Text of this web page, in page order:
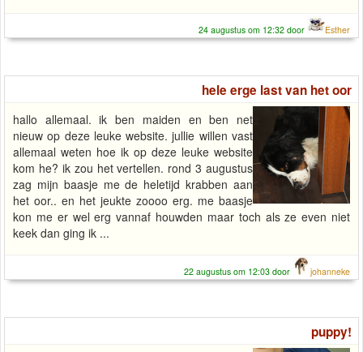
24 augustus om 12:32 door Esther
hele erge last van het oor
hallo allemaal. ik ben maiden en ben net
nieuw op deze leuke website. jullie willen vast
allemaal weten hoe ik op deze leuke website
kom he? ik zou het vertellen. rond 3 augustus
zag mijn baasje me de heletijd krabben aan
het oor.. en het jeukte zoooo erg. me baasje
kon me er wel erg vannaf houwden maar toch als ze even niet
keek dan ging ik ...
22 augustus om 12:03 door johanneke
puppy!